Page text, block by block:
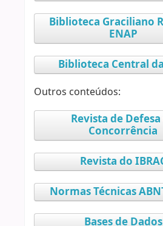
Biblioteca Graciliano
ENAP
Biblioteca Central
Outros conteúdos:
Revista de Defesa
Concorrência
Revista do
Normas Técnicas
Bases de Dados